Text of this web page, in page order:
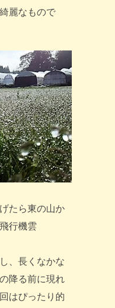
麗なもので
たら東の山か
行機雲
、長くなかな
降る前に現れ
はぴったり的